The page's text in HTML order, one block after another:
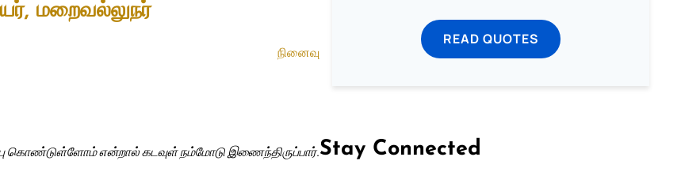
மறைவல்லுநர்
நினைவு
கொண்டுள்ளோம் என்றால் கடவுள் நம்மோடு இணைந்திருப்பார்.
READ QUOTES
Stay Connected